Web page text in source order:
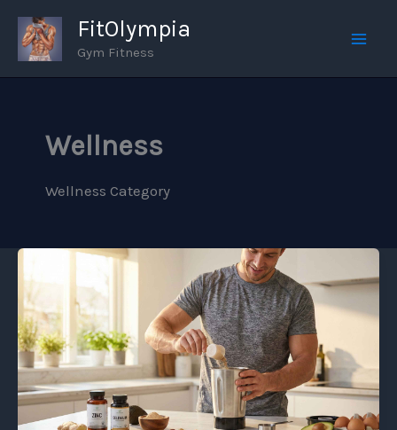
content
FitOlympia
Gym Fitness
Wellness
Wellness Category